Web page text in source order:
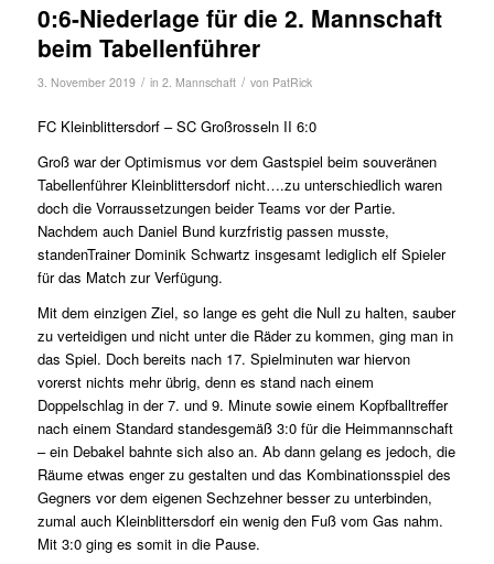
0:6-Niederlage für die 2. Mannschaft
beim Tabellenführer
3. November 2019 / in 2. Mannschaft / von PatRick
FC Kleinblittersdorf – SC Großrosseln II 6:0
Groß war der Optimismus vor dem Gastspiel beim souveränen
Tabellenführer Kleinblittersdorf nicht….zu unterschiedlich waren
doch die Vorraussetzungen beider Teams vor der Partie.
Nachdem auch Daniel Bund kurzfristig passen musste,
standenTrainer Dominik Schwartz insgesamt lediglich elf Spieler
für das Match zur Verfügung.
Mit dem einzigen Ziel, so lange es geht die Null zu halten, sauber
zu verteidigen und nicht unter die Räder zu kommen, ging man in
das Spiel. Doch bereits nach 17. Spielminuten war hiervon
vorerst nichts mehr übrig, denn es stand nach einem
Doppelschlag in der 7. und 9. Minute sowie einem Kopfballtreffer
nach einem Standard standesgemäß 3:0 für die Heimmannschaft
– ein Debakel bahnte sich also an. Ab dann gelang es jedoch, die
Räume etwas enger zu gestalten und das Kombinationsspiel des
Gegners vor dem eigenen Sechzehner besser zu unterbinden,
zumal auch Kleinblittersdorf ein wenig den Fuß vom Gas nahm.
Mit 3:0 ging es somit in die Pause.